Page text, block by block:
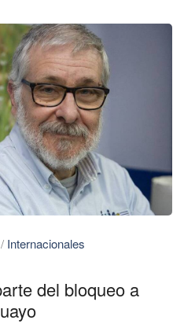
/ Internacionales
del bloqueo a